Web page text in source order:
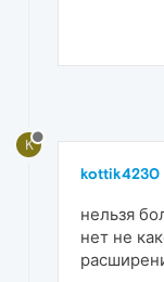
K
kottik4230
нельзя
нет не